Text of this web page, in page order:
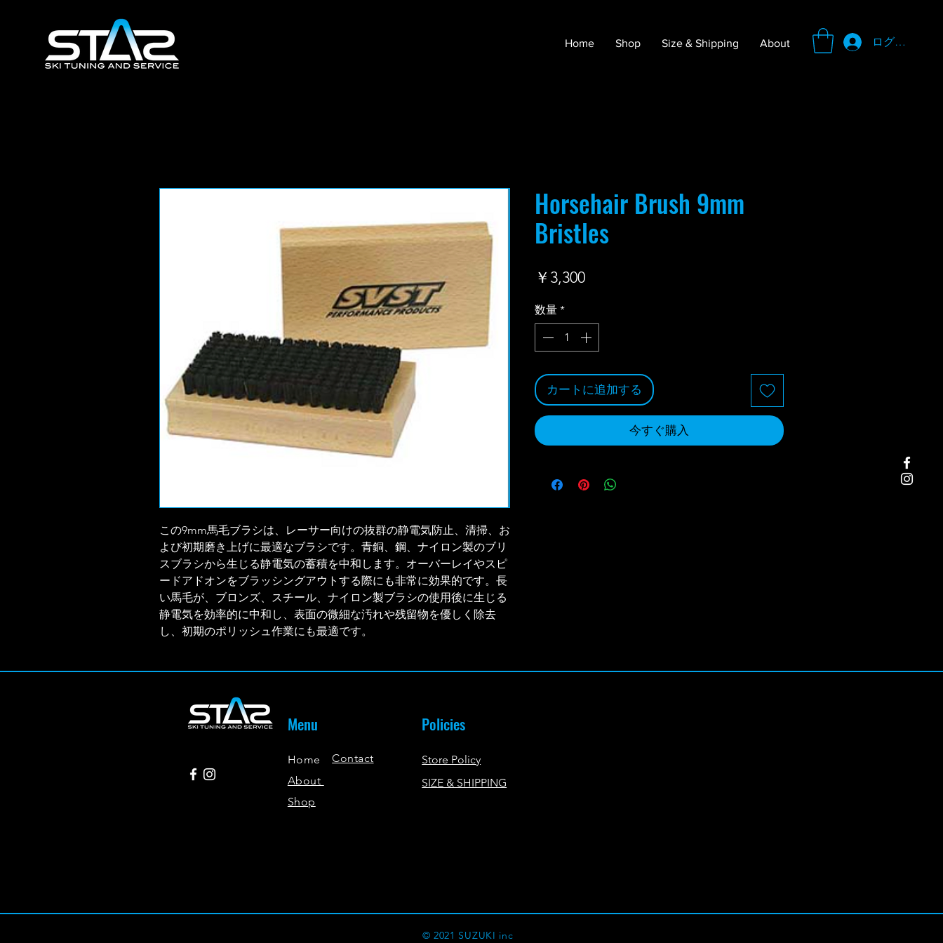
Home Shop Size & Shipping About ログイン
この9mm馬毛ブラシは、レーサー向けの抜群の静電気防止、清掃、お
よび初期磨き上げに最適なブラシです。青銅、鋼、ナイロン製のブリ
スブラシから生じる静電気の蓄積を中和します。オーバーレイやスピ
ードアドオンをブラッシングアウトする際にも非常に効果的です。長
い馬毛が、ブロンズ、スチール、ナイロン製ブラシの使用後に生じる
静電気を効率的に中和し、表面の微細な汚れや残留物を優しく除去
し、初期のポリッシュ作業にも最適です。
Horsehair Brush 9mm
Bristles
￥3,300価
数量 *
カートに追加する
今すぐ購入
Menu
Home
About
Shop
Policies
Contact
Store Policy
SIZE & SHIPPING
© 2021 SUZUKI inc